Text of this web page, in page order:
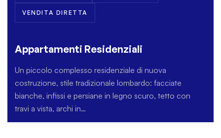
VENDITA DIRETTA
Appartamenti Residenziali
Un piccolo complesso residenziale di nuova
costruzione, stile tradizionale lombardo: facciate
bianche, infissi e persiane in legno scuro, tetto con
travi a vista, archi in…